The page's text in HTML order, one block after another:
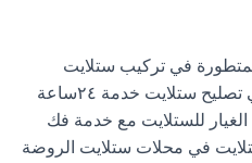
في تركيب ستلايت
ستلايت خدمة ٢٤ساعة
للستلايت مع خدمة فك
في محلات ستلايت الروضة